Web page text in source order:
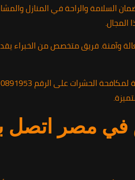
والراحة في المنازل
المجال.
وآمنة. فريق متخصص من الخبراء
مصر اتصل